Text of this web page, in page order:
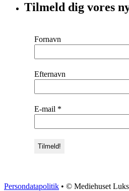
Tilmeld dig vores
Fornavn
Efternavn
E-mail *
Persondatapolitik • © Mediehuset